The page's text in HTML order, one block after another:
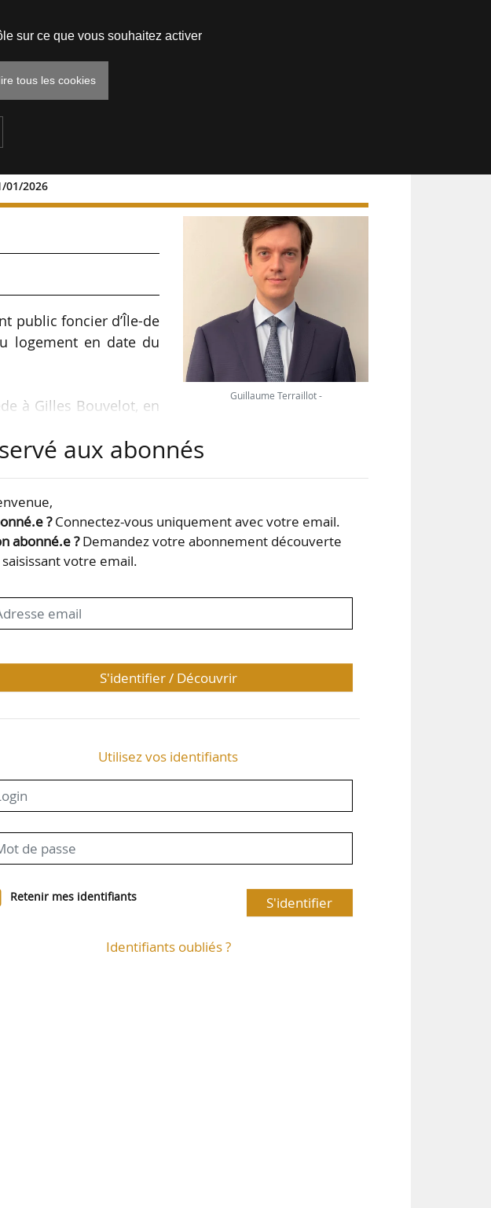
01/2026
général à
public foncier d’Île-de
logement en date du
à Gilles Bouvelot, en
Transports de 2010
de la planification
Seine-et-Marne de
Guillaume Terraillot -
aux abonnés
?Connectez-vous uniquement avec votre email.
abonné.e ?Demandez votre abonnement découverte
votre email.
S'identifier / Découvrir
Utilisez vos identifiants
Retenir mes identifiants S'identifier
Identifiants oubliés ?
sur ce que vous souhaitez activer
tous les cookies